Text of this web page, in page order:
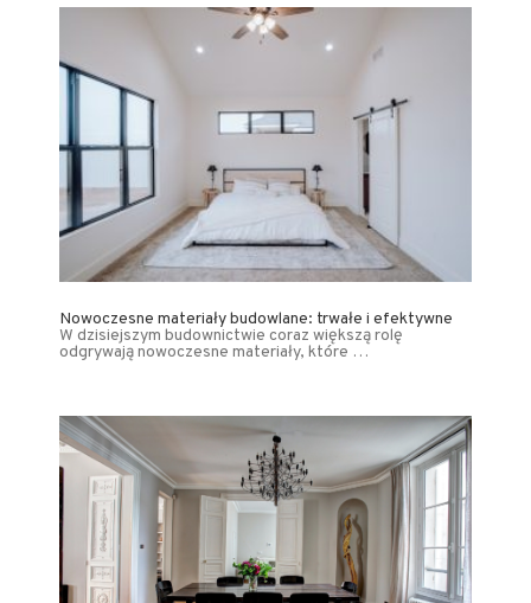
Nowoczesne materiały budowlane: trwałe i efektywne
W dzisiejszym budownictwie coraz większą rolę
odgrywają nowoczesne materiały, które …